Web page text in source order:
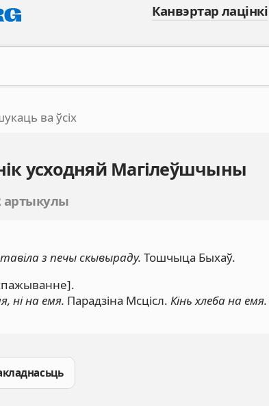
Канвэртар лацінкі
ва ўсіх
усходняй Магілеўшчыны
артыкулы
з печы скывыраду. Тошчыца Быхаў.
ні на емя. Парадзіна Мсцісл.Кінь хлеба на емя.